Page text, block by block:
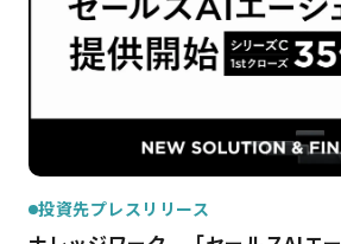
投資先プレスリリース